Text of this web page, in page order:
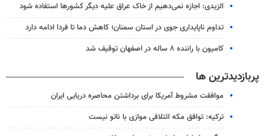
الزیدی: اجازه نمی‌دهیم از خاک عراق علیه دیگر کشورها استفاده شود
تداوم ناپایداری جوی در استان سمنان؛ کاهش دما تا فردا ادامه دارد
کامیون با راننده ۸ ساله در اصفهان توقیف شد
پربازدیدترین ها
موافقت مشروط آمریکا برای برداشتن محاصره دریایی ایران
ترکیه: توافق مکه ائتلافی موازی با ناتو نیست